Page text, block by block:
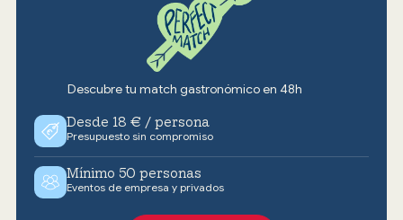
Descubre tu match gastronómico en 48h
Desde 18 € / persona
Presupuesto sin compromiso
Mínimo 50 personas
Eventos de empresa y privados